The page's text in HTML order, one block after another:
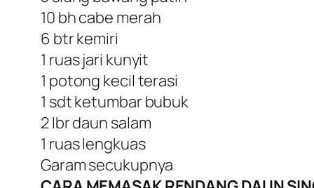
10 bh cabe merah
6 btr kemiri
1 ruas jari kunyit
1 potong kecil terasi
1 sdt ketumbar bubuk
2 Ibr daun salam
1 ruas lengkuas
Garam secukupnya